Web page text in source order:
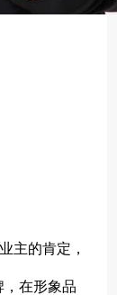
主的肯定，
，在形象品